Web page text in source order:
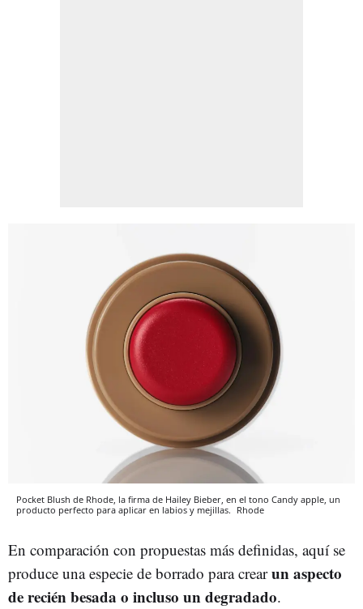
Pocket Blush de Rhode, la firma de Hailey Bieber, en el tono Candy apple, un
producto perfecto para aplicar en labios y mejillas. Rhode
En comparación con propuestas más definidas, aquí se
produce una especie de borrado para crearun aspecto
de recién besada o incluso un degradado.